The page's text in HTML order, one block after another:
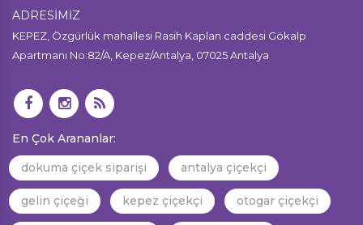
ADRESİMİZ
KEPEZ, Özgürlük mahallesi Rasih Kaplan caddesi Gökalp
Apartmanı No:82/A, Kepez/Antalya, 07025 Antalya
En Çok Arananlar:
dokuma çiçek siparişi
antalya çiçekçi
gelin çiçeği kepez çiçekçi otogar çiçekçi